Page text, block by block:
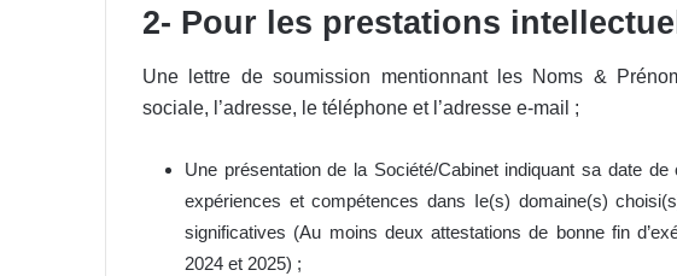
2- Pour les prestations
Une lettre de soumission mentionnant les Noms &
sociale, l’adresse, le téléphone et l’adresse e-mail ;
Une présentation de la Société/Cabinet indiquant sa date
expériences et compétences dans Ie(s) domaine(s)
significatives (Au moins deux attestations de bonne fin
2024 et 2025) ;